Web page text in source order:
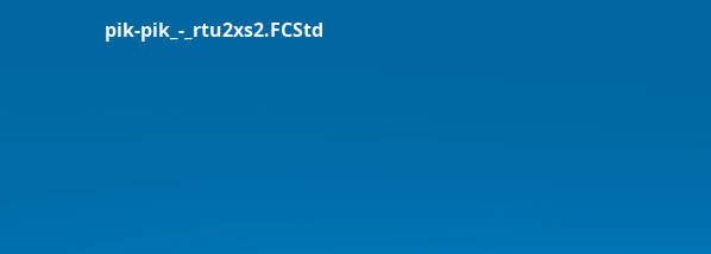
pik-pik_-_rtu2xs2.FCStd